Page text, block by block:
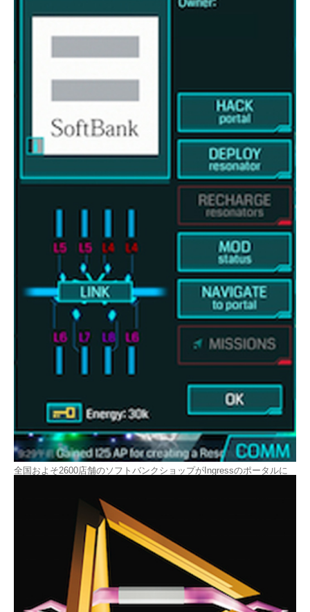
全国およそ2600店舗のソフトバンクショップがIngressのポータルに